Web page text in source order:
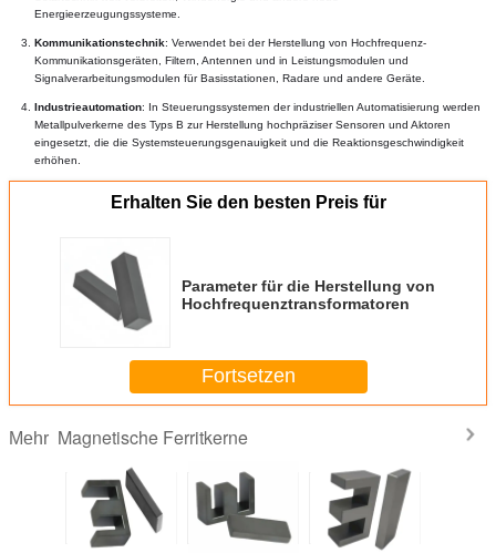
Energieerzeugungssysteme.
Kommunikationstechnik: Verwendet bei der Herstellung von Hochfrequenz-
Kommunikationsgeräten, Filtern, Antennen und in Leistungsmodulen und
Signalverarbeitungsmodulen für Basisstationen, Radare und andere Geräte.
Industrieautomation: In Steuerungssystemen der industriellen Automatisierung werden
Metallpulverkerne des Typs B zur Herstellung hochpräziser Sensoren und Aktoren
eingesetzt, die die Systemsteuerungsgenauigkeit und die Reaktionsgeschwindigkeit
erhöhen.
Erhalten Sie den besten Preis für
Parameter für die Herstellung von
Hochfrequenztransformatoren
Fortsetzen
Mehr Magnetische Ferritkerne